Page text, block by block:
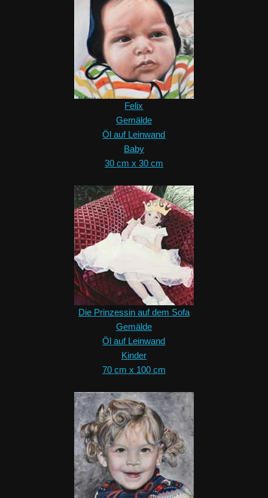
Felix
Gemälde
Öl auf Leinwand
Baby
30 cm x 30 cm
Die Prinzessin auf dem Sofa
Gemälde
Öl auf Leinwand
Kinder
70 cm x 100 cm